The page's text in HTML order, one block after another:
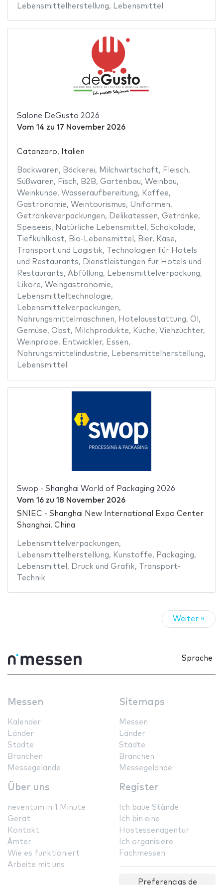
Lebensmittelherstellung, Lebensmittel
Salone DeGusto 2026
Vom 14 zu 17 November 2026
Catanzaro, Italien
Backwaren, Bäckerei, Milchwirtschaft, Fleisch,
Süßwaren, Fisch, B2B, Gartenbau, Weinbau,
Weinkunde, Wasseraufbereitung, Kaffee,
Gastronomie, Weintourismus, Uniformen,
Getränkeverpackungen, Delikatessen, Getränke,
Speiseeis, Natürliche Lebensmittel , Schokolade,
Tiefkühlkost, Bio-Lebensmittel , Bier, Käse,
Transport und Logistik,
Technologien für Hotels
und Restaurants, Dienstleistungen für Hotels und
Restaurants, Abfüllung, Lebensmittelverpackung,
Liköre, Weingastronomie,
Lebensmitteltechnologie,
Lebensmittelverpackungen,
Nahrungsmittelmaschinen, Hotelausstattung, Öl ,
Gemüse, Obst, Milchprodukte, Küche, Viehzüchter,
Weinprope, Entwickler, Essen,
Nahrungsmittelindustrie, Lebensmittelherstellung,
Lebensmittel
Swop - Shanghai World of Packaging 2026
Vom 16zu 18 November 2026
SNIEC - Shanghai New International Expo Center
Shanghai, China
Lebensmittelverpackungen,
Lebensmittelherstellung, Kunstoffe, Packaging,
Lebensmittel , Druck und Grafik,
Transport-
Technik
Weiter »
Sprache
Messen
Kalender
Länder
Städte
Branchen
Messegelände
Sitemaps
Messen
Länder
Städte
Branchen
Messegelände
Über uns
neventum in 1 Minute
Gerät
Kontakt
Ämter
Wie es funktioniert
Arbeite mit uns
Register
Ich baue Stände
Ich bin eine
Hostessenagentur
Ich organisiere
Fachmessen
Preferencias de